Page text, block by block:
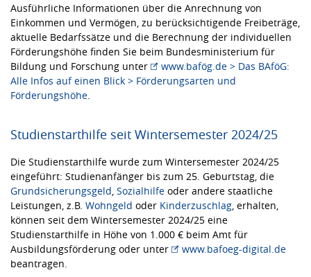
Ausführliche Informationen über die Anrechnung von
Einkommen und Vermögen, zu berücksichtigende Freibeträge,
aktuelle Bedarfssätze und die Berechnung der individuellen
Förderungshöhe finden Sie beim Bundesministerium für
Bildung und Forschung unter
www.bafög.de > Das BAföG:
Alle Infos auf einen Blick > Förderungsarten und
Förderungshöhe.
Studienstarthilfe seit Wintersemester 2024/25
Die Studienstarthilfe wurde zum Wintersemester 2024/25
eingeführt: Studienanfänger bis zum 25. Geburtstag, die
Grundsicherungsgeld, Sozialhilfe oder andere staatliche
Leistungen, z.B. Wohngeld oder Kinderzuschlag, erhalten,
können seit dem Wintersemester 2024/25 eine
Studienstarthilfe in Höhe von 1.000 € beim Amt für
Ausbildungsförderung oder unter
www.bafoeg-digital.de
beantragen.